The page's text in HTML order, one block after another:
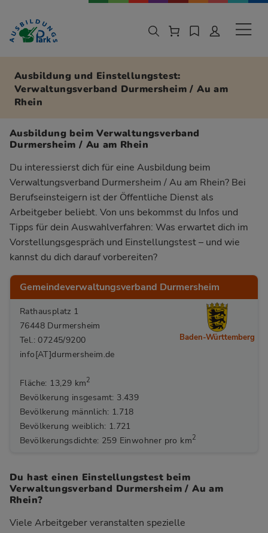
Zur Navigation springen
Zu den Hauptinhalten springen
Ausbildung und Einstellungstest:
Verwaltungsverband Durmersheim / Au am
Rhein
Ausbildung beim Verwaltungsverband
Durmersheim / Au am Rhein
Du interessierst dich für eine Ausbildung beim
Verwaltungsverband Durmersheim / Au am Rhein? Bei
Berufseinsteigern ist der Öffentliche Dienst als
Arbeitgeber beliebt. Von uns bekommst du Infos und
Tipps für dein Auswahlverfahren: Was erwartet dich im
Vorstellungsgespräch und Einstellungstest – und wie
kannst du dich darauf vorbereiten?
Gemeindeverwaltungsverband Durmersheim
Rathausplatz 1
76448 Durmersheim
Tel.: 07245/9200
info[AT]durmersheim.de
Fläche: 13,29 km2
Bevölkerung insgesamt: 3.439
Bevölkerung männlich: 1.718
Bevölkerung weiblich: 1.721
Bevölkerungsdichte: 259 Einwohner pro km2
Baden-Württemberg
Du hast einen Einstellungstest beim
Verwaltungsverband Durmersheim / Au am
Rhein?
Viele Arbeitgeber veranstalten spezielle